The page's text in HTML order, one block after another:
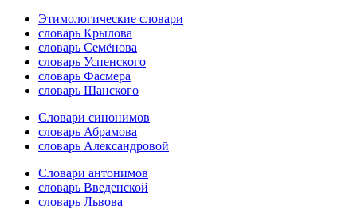
Этимологические словари
словарь Крылова
словарь Семёнова
словарь Успенского
словарь Фасмера
словарь Шанского
Словари синонимов
словарь Абрамова
словарь Александровой
Словари антонимов
словарь Введенской
словарь Львова